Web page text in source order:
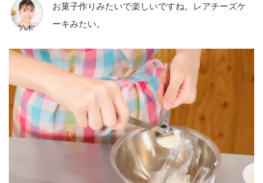
お菓子作りみたいで楽しいですね。レアチーズケ
ーキみたい。